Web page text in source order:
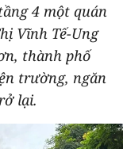
4 một quán
Vĩnh Tế-Ung
thành phố
trường, ngăn
lại.